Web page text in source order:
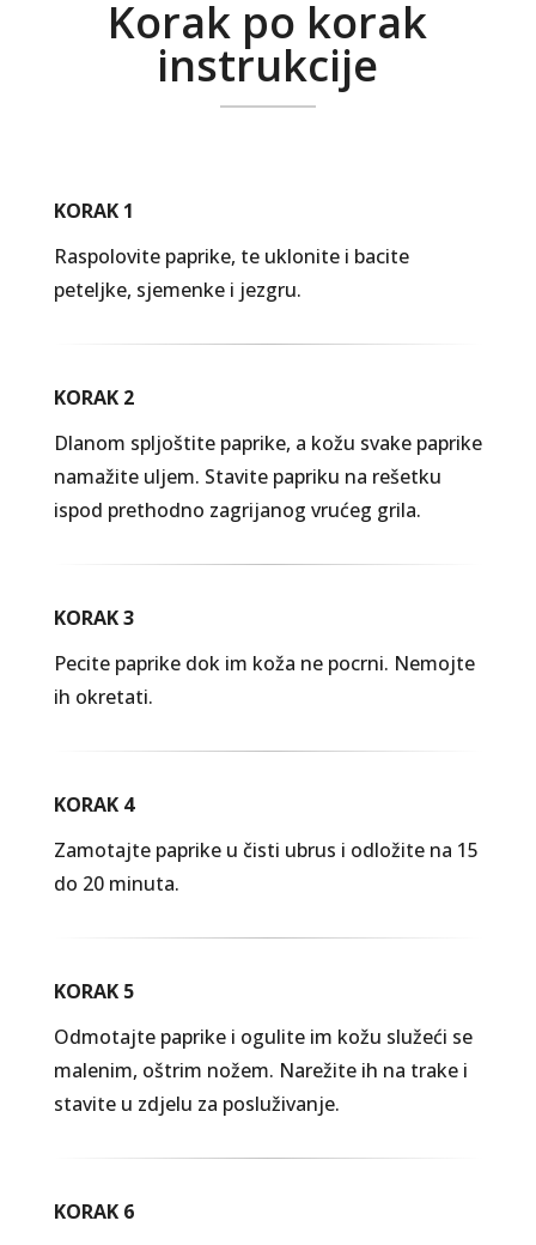
Korak po korak
instrukcije
KORAK 1
Raspolovite paprike, te uklonite i bacite
peteljke, sjemenke i jezgru.
KORAK 2
Dlanom spljoštite paprike, a kožu svake paprike
namažite uljem. Stavite papriku na rešetku
ispod prethodno zagrijanog vrućeg grila.
KORAK 3
Pecite paprike dok im koža ne pocrni. Nemojte
ih okretati.
KORAK 4
Zamotajte paprike u čisti ubrus i odložite na 15
do 20 minuta.
KORAK 5
Odmotajte paprike i ogulite im kožu služeći se
malenim, oštrim nožem. Narežite ih na trake i
stavite u zdjelu za posluživanje.
KORAK 6